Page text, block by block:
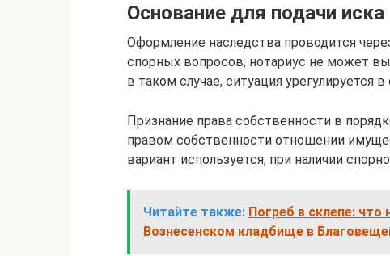
Основание для подачи иска
Оформление наследства проводится
спорных вопросов, нотариус не может
в таком случае, ситуация урегулируется
Признание права собственности в
правом собственности отношении
вариант используется, при наличии
Читайте также: Погреб в склепе:
Вознесенском кладбище в